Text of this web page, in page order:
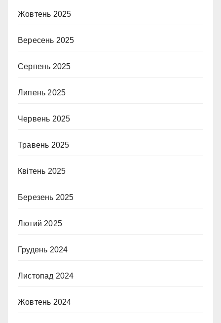
Жовтень 2025
Вересень 2025
Серпень 2025
Липень 2025
Червень 2025
Травень 2025
Квітень 2025
Березень 2025
Лютий 2025
Грудень 2024
Листопад 2024
Жовтень 2024